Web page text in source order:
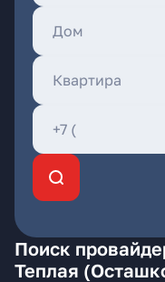
Поиск
Теплая